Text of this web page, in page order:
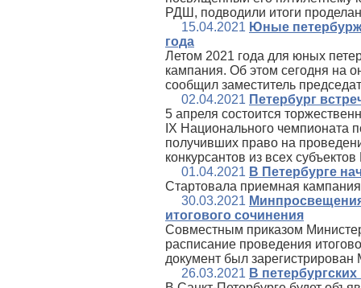
РДШ, подводили итоги
15.04.2021 Юные
года
Летом 2021 года для юных
кампания. Об этом сегодня на
сообщил заместитель
02.04.2021 Петербург
5 апреля состоится
IX Национального чемпионата
получивших право на
конкурсантов из всех
01.04.2021 В Петербурге
Стартовала приемная
30.03.2021
итогового сочинения
Совместным приказом
расписание проведения
документ был
26.03.2021 В